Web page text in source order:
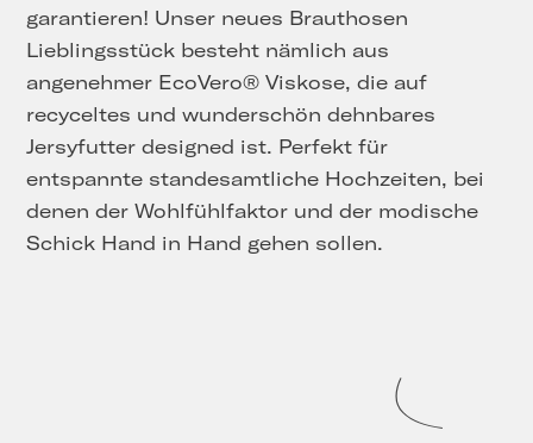
garantieren! Unser neues Brauthosen
Lieblingsstück besteht nämlich aus
angenehmer EcoVero® Viskose, die auf
recyceltes und wunderschön dehnbares
Jersyfutter designed ist. Perfekt für
entspannte standesamtliche Hochzeiten, bei
denen der Wohlfühlfaktor und der modische
Schick Hand in Hand gehen sollen.